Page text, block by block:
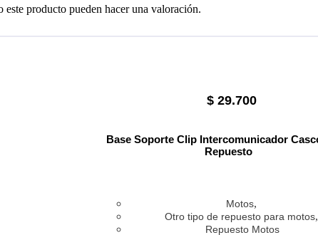
producto pueden hacer una valoración.
$ 29.700
Base Soporte Clip Intercomunicador
Repuesto
Motos,
Otro tipo de repuesto para motos,
Repuesto Motos